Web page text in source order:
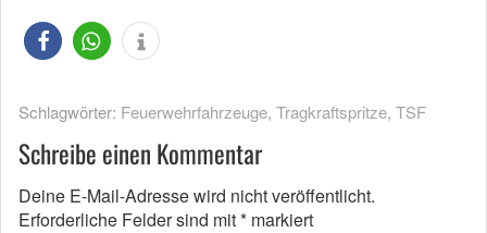
Schlagwörter: Feuerwehrfahrzeuge, Tragkraftspritze, TSF
Schreibe einen Kommentar
Deine E-Mail-Adresse wird nicht veröffentlicht.
Erforderliche Felder sind mit* markiert